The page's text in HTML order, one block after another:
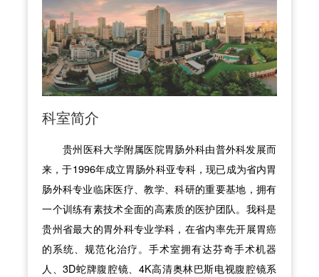
科室简介
贵州医科大学附属医院胃肠外科由普外科发展而
来，于1996年成立胃肠外科亚专科，现已成为省内胃
肠外科专业临床医疗、教学、科研的重要基地，拥有
一个训练有素技术全面的高素质的医护团队。我科是
贵州省最大的胃外科专业学科，在省内率先开展胃癌
的系统、规范化治疗。手术室拥有达芬奇手术机器
人、3D蛇牌腹腔镜、4K高清奥林巴斯电视腹腔镜系